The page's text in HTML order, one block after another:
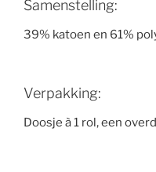
Samenstelling:
39% katoen en 61%
Verpakking:
Doosje à 1 rol, een